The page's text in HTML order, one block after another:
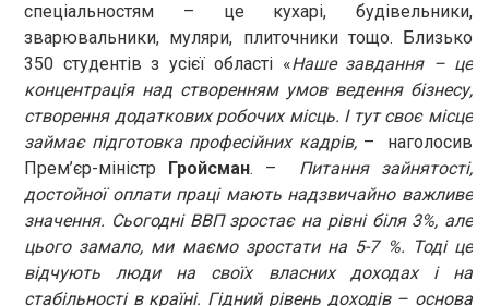
спеціальностям – це кухарі, будівельники,
зварювальники, муляри, плиточники тощо. Близько
350 студентів з усієї області «Наше завдання – це
концентрація над створенням умов ведення бізнесу,
створення додаткових робочих місць. І тут своє місце
займає підготовка професійних кадрів, – наголосив
Прем’єр-міністр Гройсман. – Питання зайнятості,
достойної оплати праці мають надзвичайно важливе
значення. Сьогодні ВВП зростає на рівні біля 3%, але
цього замало, ми маємо зростати на 5-7 %. Тоді це
відчують люди на своїх власних доходах і на
стабільності в країні. Гідний рівень доходів – основа